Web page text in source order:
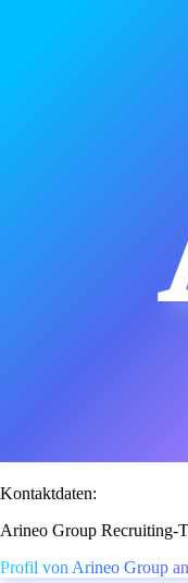
Kontaktdaten:
Arineo Group Recruiting-
Profil von Arineo Group